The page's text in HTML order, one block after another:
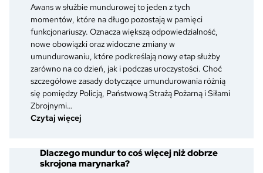
–
jak
je
rozpoznać
i
czym
się
różnią?
Awans w służbie mundurowej to jeden z tych
momentów, które na długo pozostają w pamięci
funkcjonariuszy. Oznacza większą odpowiedzialność,
nowe obowiązki oraz widoczne zmiany w
umundurowaniu, które podkreślają nowy etap służby
zarówno na co dzień, jak i podczas uroczystości. Choć
szczegółowe zasady dotyczące umundurowania różnią
się pomiędzy Policją, Państwową Strażą Pożarną i Siłami
Zbrojnymi…
Czytaj więcej
służbie
mundurowej
Dlaczego mundur to coś więcej niż dobrze
skrojona marynarka?